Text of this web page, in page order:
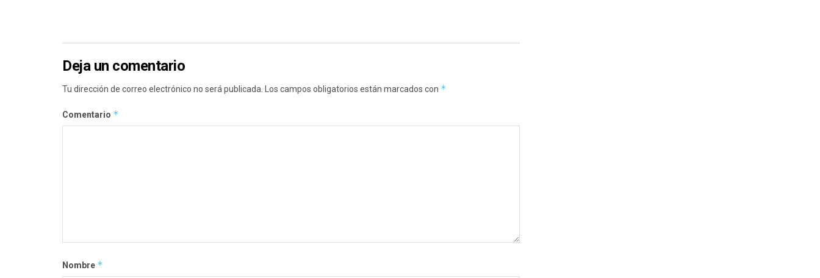
Deja un comentario
Tu dirección de correo electrónico no será publicada. Los campos obligatorios están marcados con *
Comentario *
Nombre *